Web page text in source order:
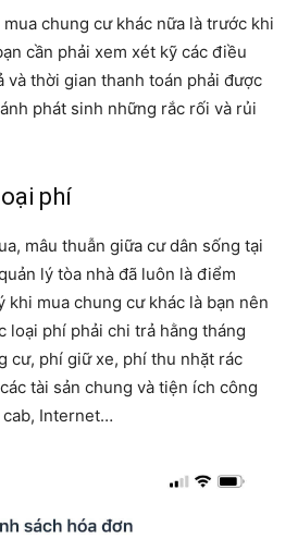
chung cư khác nữa là trước khi
cần phải xem xét kỹ các điều
và thời gian thanh toán phải được
phát sinh những rắc rối và rủi
phí
mâu thuẫn giữa cư dân sống tại
lý tòa nhà đã luôn là điểm
khi mua chung cư khác là bạn nên
loại phí phải chi trả hằng tháng
cư, phí giữ xe, phí thu nhặt rác
tài sản chung và tiện ích công
Internet…